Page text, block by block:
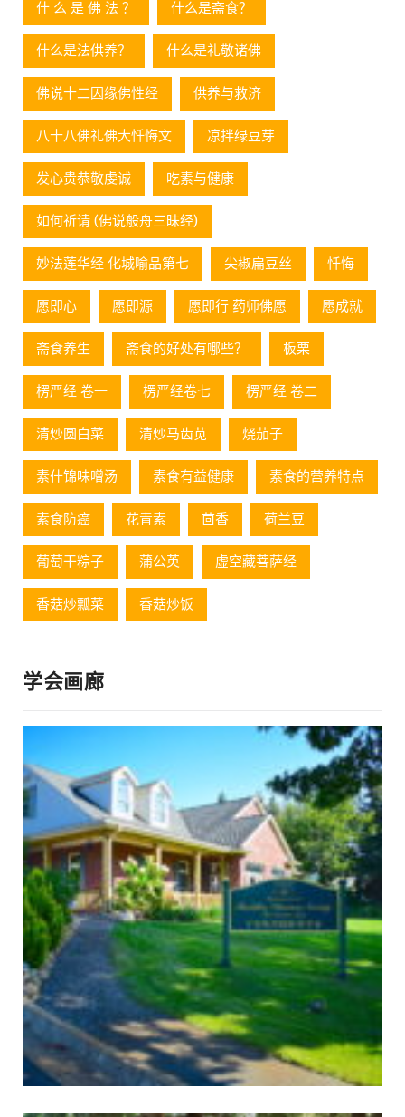
什 么 是 佛 法 ？ 什么是斋食？
什么是法供养？ 什么是礼敬诸佛
佛说十二因缘佛性经 供养与救济
八十八佛礼佛大忏悔文 凉拌绿豆芽
发心贵恭敬虔诚 吃素与健康
如何祈请 (佛说般舟三昧经)
妙法莲华经 化城喻品第七 尖椒扁豆丝 忏悔
愿即心 愿即源 愿即行 药师佛愿 愿成就
斋食养生 斋食的好处有哪些？ 板栗
楞严经 卷一 楞严经卷七 楞严经 卷二
清炒圆白菜 清炒马齿苋 烧茄子
素什锦味噌汤 素食有益健康 素食的营养特点
素食防癌 花青素 茴香 荷兰豆
葡萄⼲粽⼦ 蒲公英 虚空藏菩萨经
香菇炒瓢菜 香菇炒饭
学会画廊